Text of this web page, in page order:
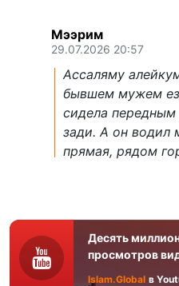
Мээрим
29.07.2026 20:57
Ассаляму
бывшем мужем
сидела
зади. А он водил
прямая, рядом
Десять
просмотров
Islam.Global в